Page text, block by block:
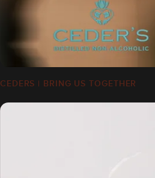
CEDERS | BRING US TOGETHER